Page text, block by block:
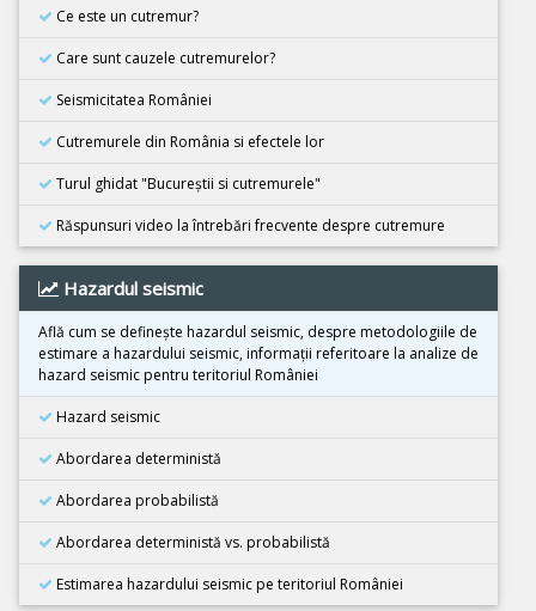
Cutremur M4.5, Zona seismica Vrancea
08 Decembrie 2025
Cutremur M5.5, Bangladesh
02 Noiembrie 2025
25 Octombrie 2025
Cutremur M4.2, Zona seismica Vrancea
25 Octombrie 2025
Cutremur M4.2, Zona seismica Vrancea
22 Octombrie 2025
Cutremur M4.2, Zona seismica Vrancea
Cutremur M7.4, Filipine
30 Septembrie 2025
Cutremur M7.8, Kamceatka
Ce este un cutremur?
Care sunt cauzele cutremurelor?
Seismicitatea României
Cutremurele din România si efectele lor
Turul ghidat "Bucureştii si cutremurele"
Răspunsuri video la întrebări frecvente despre cutremure
Hazardul seismic
Află cum se defineşte hazardul seismic, despre metodologiile de
estimare a hazardului seismic, informaţii referitoare la analize de
hazard seismic pentru teritoriul României
Hazard seismic
Abordarea deterministă
Abordarea probabilistă
Abordarea deterministă vs. probabilistă
Estimarea hazardului seismic pe teritoriul României